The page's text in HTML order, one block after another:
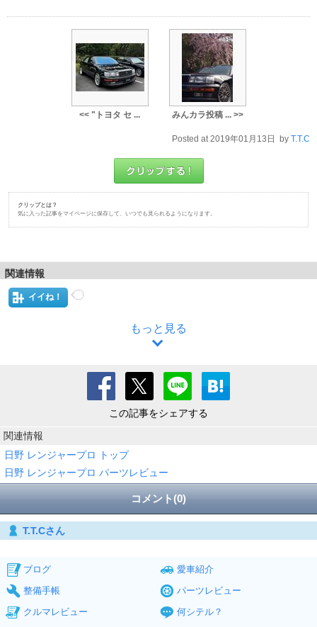
<< "トヨタ セ ... みんカラ投稿 ... >>
Posted at 2019年01月13日 by T.T.C
クリップとは？
気に入った記事をマイページに保存して、いつでも見られるようになります。
関連情報
イイね！
もっと見る
この記事をシェアする
関連情報
日野 レンジャープロ トップ
日野 レンジャープロ パーツレビュー
コメント(0)
T.T.Cさん
ブログ
愛車紹介
整備手帳
パーツレビュー
クルマレビュー
何シテル？